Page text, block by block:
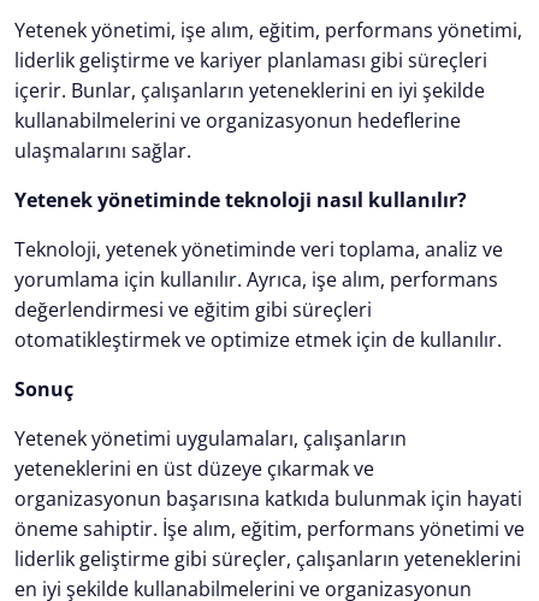
Yetenek yönetimi, işe alım, eğitim, performans yönetimi,
liderlik geliştirme ve kariyer planlaması gibi süreçleri
içerir. Bunlar, çalışanların yeteneklerini en iyi şekilde
kullanabilmelerini ve organizasyonun hedeflerine
ulaşmalarını sağlar.
Yetenek yönetiminde teknoloji nasıl kullanılır?
Teknoloji, yetenek yönetiminde veri toplama, analiz ve
yorumlama için kullanılır. Ayrıca, işe alım, performans
değerlendirmesi ve eğitim gibi süreçleri
otomatikleştirmek ve optimize etmek için de kullanılır.
Sonuç
Yetenek yönetimi uygulamaları, çalışanların
yeteneklerini en üst düzeye çıkarmak ve
organizasyonun başarısına katkıda bulunmak için hayati
öneme sahiptir. İşe alım, eğitim, performans yönetimi ve
liderlik geliştirme gibi süreçler, çalışanların yeteneklerini
en iyi şekilde kullanabilmelerini ve organizasyonun